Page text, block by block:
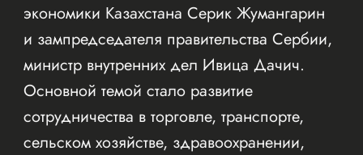
экономики Казахстана Серик Жумангарин
и зампредседателя правительства Сербии,
министр внутренних дел Ивица Дачич.
Основной темой стало развитие
сотрудничества в торговле, транспорте,
сельском хозяйстве, здравоохранении,